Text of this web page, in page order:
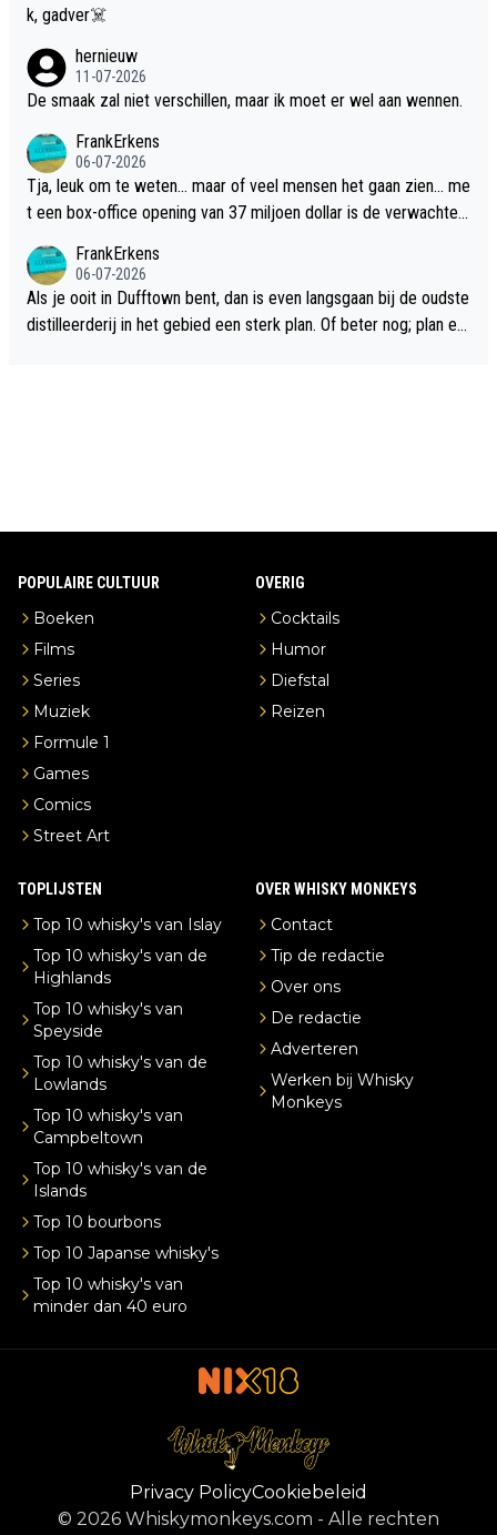
k, gadver☠️
hernieuw
11-07-2026
De smaak zal niet verschillen, maar ik moet er wel aan wennen.
FrankErkens
06-07-2026
Tja, leuk om te weten... maar of veel mensen het gaan zien... me
t een box-office opening van 37 miljoen dollar is de verwachte
FrankErkens
06-07-2026
Als je ooit in Dufftown bent, dan is even langsgaan bij de oudste
distilleerderij in het gebied een sterk plan. Of beter nog; plan ee
POPULAIRE CULTUUR
Boeken
Films
Series
Muziek
Formule 1
Games
Comics
Street Art
OVERIG
Cocktails
Humor
Diefstal
Reizen
TOPLIJSTEN
Top 10 whisky's van Islay
Top 10 whisky's van de
Highlands
Top 10 whisky's van
Speyside
Top 10 whisky's van de
Lowlands
Top 10 whisky's van
Campbeltown
Top 10 whisky's van de
Islands
Top 10 bourbons
Top 10 Japanse whisky's
Top 10 whisky's van
minder dan 40 euro
OVER WHISKY MONKEYS
Contact
Tip de redactie
Over ons
De redactie
Adverteren
Werken bij Whisky
Monkeys
Privacy PolicyCookiebeleid
© 2026 Whiskymonkeys.com - Alle rechten